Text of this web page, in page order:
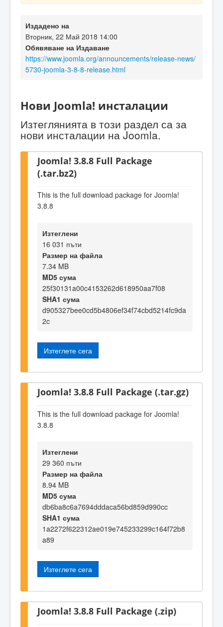
Издадено на
Вторник, 22 Май 2018 14:00
Обявяване на Издаване
https://www.joomla.org/announcements/release-news/
5730-joomla-3-8-8-release.html
Нови Joomla! инсталации
Изтеглянията в този раздел са за
нови инсталации на Joomla.
Joomla! 3.8.8 Full Package
(.tar.bz2)
This is the full download package for Joomla!
3.8.8
Изтеглени
16 031 пъти
Размер на файла
7.34 MB
MD5 сума
25f30131a00c4153262d618950aa7f08
SHA1 сума
d905327bee0cd5b4806ef34f74cbd5214fc9da
2c
Изтеглете сега
Joomla! 3.8.8 Full Package (.tar.gz)
This is the full download package for Joomla!
3.8.8
Изтеглени
29 360 пъти
Размер на файла
8.94 MB
MD5 сума
db6ba8c6a7694dddaca56bd859d990cc
SHA1 сума
1a2272f622312ae019e745233299c164f72b8
a89
Изтеглете сега
Joomla! 3.8.8 Full Package (.zip)